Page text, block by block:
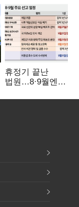
휴정기 끝난
법원…8·9월엔
'줄선고' 예정